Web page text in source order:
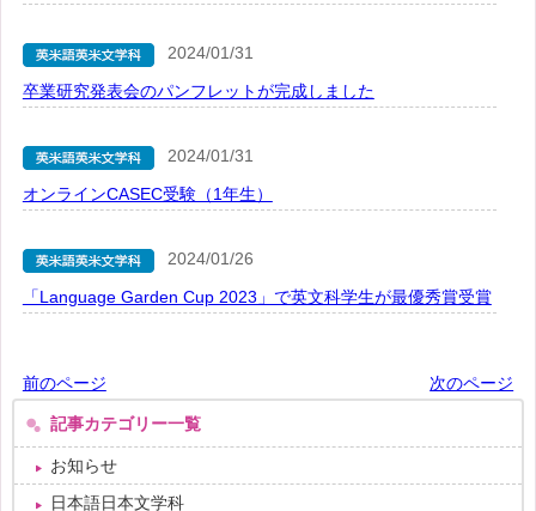
2024/01/31
卒業研究発表会のパンフレットが完成しました
2024/01/31
オンラインCASEC受験（1年生）
2024/01/26
「Language Garden Cup 2023」で英文科学生が最優秀賞受賞
前のページ 次のページ
記事カテゴリー一覧
お知らせ
日本語日本文学科